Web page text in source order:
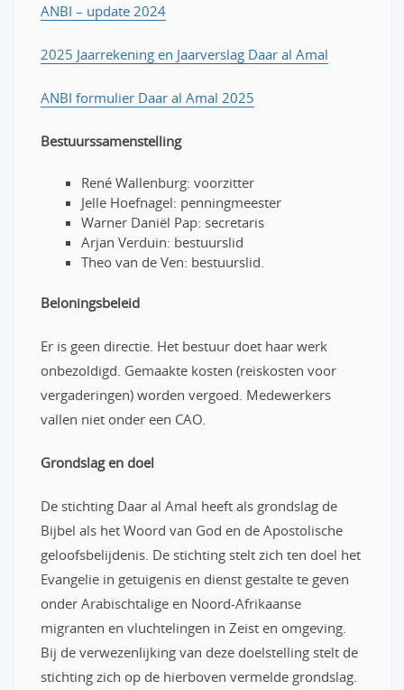
ANBI – update 2024
2025 Jaarrekening en Jaarverslag Daar al Amal
ANBI formulier Daar al Amal 2025
Bestuurssamenstelling
René Wallenburg: voorzitter
Jelle Hoefnagel: penningmeester
Warner Daniël Pap: secretaris
Arjan Verduin: bestuurslid
Theo van de Ven: bestuurslid.
Beloningsbeleid
Er is geen directie. Het bestuur doet haar werk
onbezoldigd. Gemaakte kosten (reiskosten voor
vergaderingen) worden vergoed. Medewerkers
vallen niet onder een CAO.
Grondslag en doel
De stichting Daar al Amal heeft als grondslag de
Bijbel als het Woord van God en de Apostolische
geloofsbelijdenis. De stichting stelt zich ten doel het
Evangelie in getuigenis en dienst gestalte te geven
onder Arabischtalige en Noord-Afrikaanse
migranten en vluchtelingen in Zeist en omgeving.
Bij de verwezenlijking van deze doelstelling stelt de
stichting zich op de hierboven vermelde grondslag.